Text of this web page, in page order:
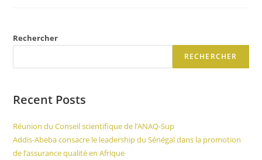
Rechercher
RECHERCHER
Recent Posts
Réunion du Conseil scientifique de l’ANAQ-Sup
Addis-Abeba consacre le leadership du Sénégal dans la promotion
de l’assurance qualité en Afrique